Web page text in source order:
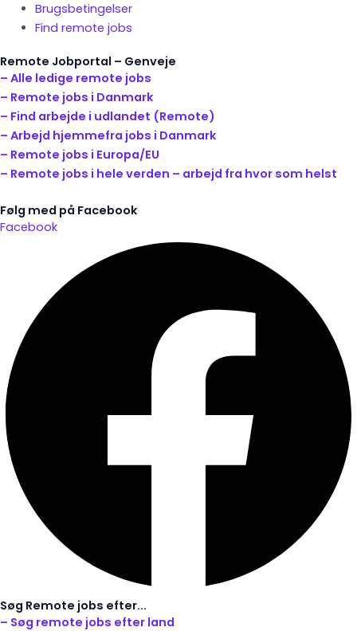
Brugsbetingelser
Find remote jobs
Remote Jobportal – Genveje
– Alle ledige remote jobs
– Remote jobs i Danmark
– Find arbejde i udlandet (Remote)
– Arbejd hjemmefra jobs i Danmark
– Remote jobs i Europa/EU
– Remote jobs i hele verden – arbejd fra hvor som helst
Følg med på Facebook
Facebook
Søg Remote jobs efter...
– Søg remote jobs efter land